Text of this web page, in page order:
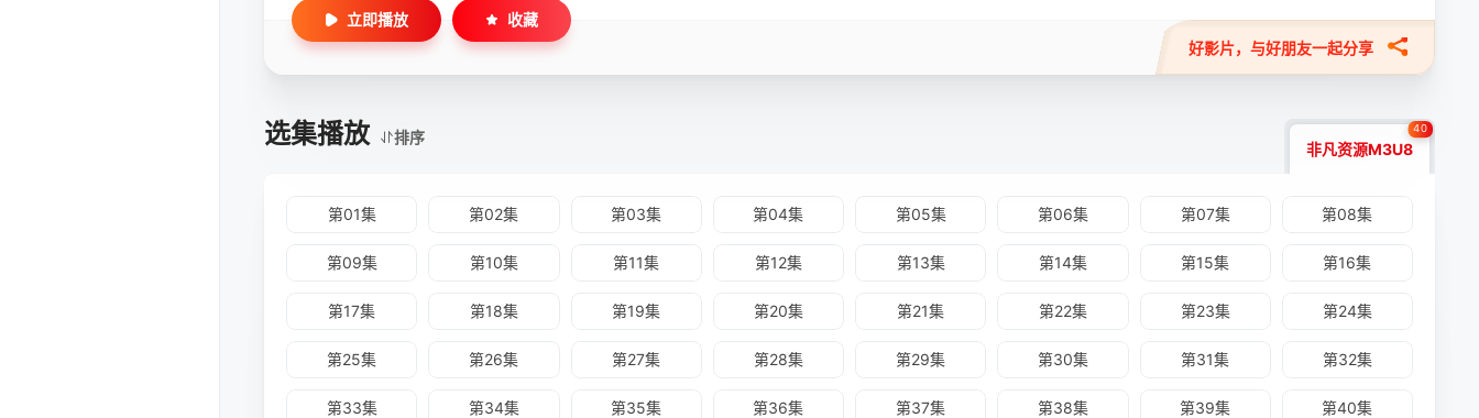
第30集-决·裂 第31集-卧龙一醒动天下 第32集-痛心的血泪 第33集-血泪、情义、不归人 第34集-暗送无常 第35集-如云
飘渺 第36集-浩劫开端 第37集-万夫莫敌 第38集-紫龙再临 第39集-胜败之间 第40集-刀戟再会
好影片，与好朋友一起分享
立即播放 收藏
选集播放 排序
非凡资源M3U8
40
第01集 第02集 第03集 第04集 第05集 第06集 第07集 第08集
第09集 第10集 第11集 第12集 第13集 第14集 第15集 第16集
第17集 第18集 第19集 第20集 第21集 第22集 第23集 第24集
第25集 第26集 第27集 第28集 第29集 第30集 第31集 第32集
第33集 第34集 第35集 第36集 第37集 第38集 第39集 第40集